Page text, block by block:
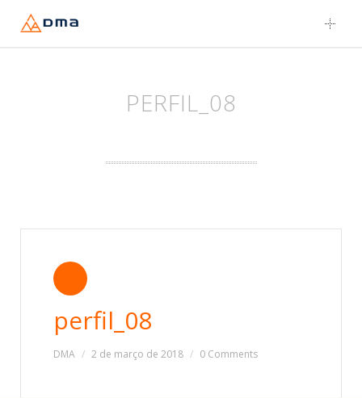
Skip
to
PERFIL_08
perfil_08
DMA 2 de março de 2018 0 Comments